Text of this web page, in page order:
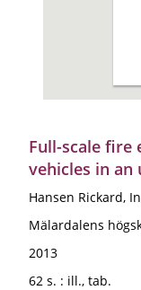
Full-scale fire
vehicles in an
Hansen Rickard,
Mälardalens
2013
62 s. : ill., tab.